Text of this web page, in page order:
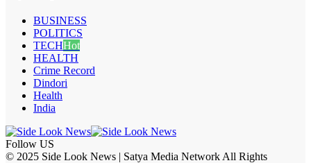
BUSINESS
POLITICS
TECHHot
HEALTH
Crime Record
Dindori
Health
India
Follow US
© 2025 Side Look News | Satya Media Network All Rights